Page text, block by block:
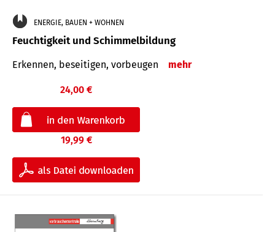
ENERGIE, BAUEN + WOHNEN
Feuchtigkeit und Schimmelbildung
Erkennen, beseitigen, vorbeugen mehr
24,00 €
19,99 €